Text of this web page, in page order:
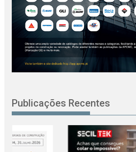
Publicações Recentes